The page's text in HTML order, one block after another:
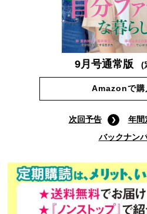
9月号通常版 (
Amazonで購
次回予告
年間
バックナン